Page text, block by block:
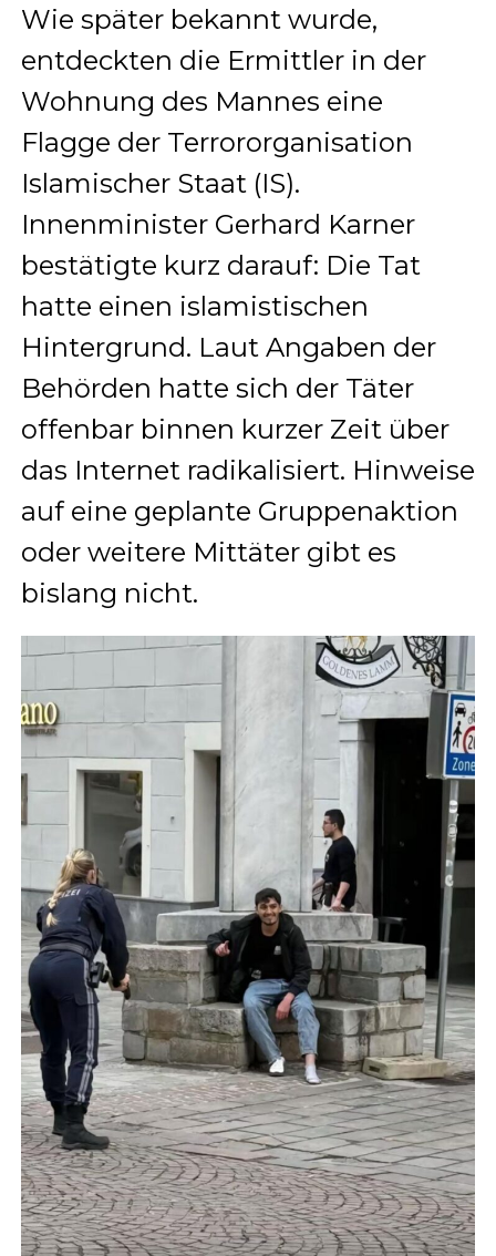
Wie später bekannt wurde,
entdeckten die Ermittler in der
Wohnung des Mannes eine
Flagge der Terrororganisation
Islamischer Staat (IS).
Innenminister Gerhard Karner
bestätigte kurz darauf: Die Tat
hatte einen islamistischen
Hintergrund. Laut Angaben der
Behörden hatte sich der Täter
offenbar binnen kurzer Zeit über
das Internet radikalisiert. Hinweise
auf eine geplante Gruppenaktion
oder weitere Mittäter gibt es
bislang nicht.